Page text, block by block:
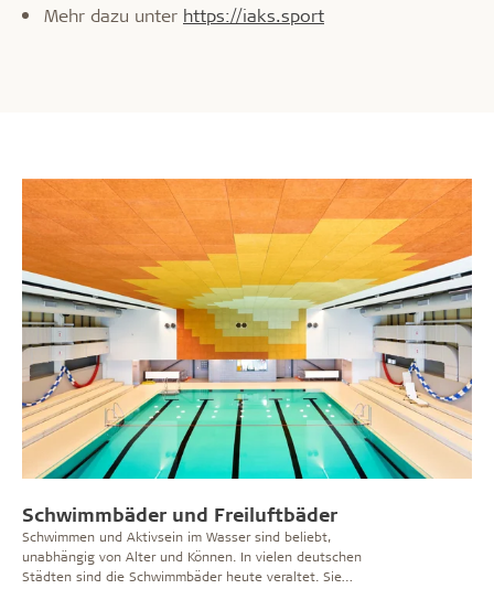
Mehr dazu unter https://iaks.sport
Schwimmbäder und Freiluftbäder
Schwimmen und Aktivsein im Wasser sind beliebt,
unabhängig von Alter und Können. In vielen deutschen
Städten sind die Schwimmbäder heute veraltet. Sie